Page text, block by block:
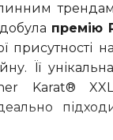
премію
присутності
Її
Karat®